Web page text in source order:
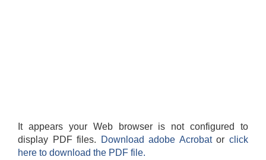
It appears your Web browser is not configured to
display PDF files.
Download adobe Acrobatorclick
here to download the PDF file.